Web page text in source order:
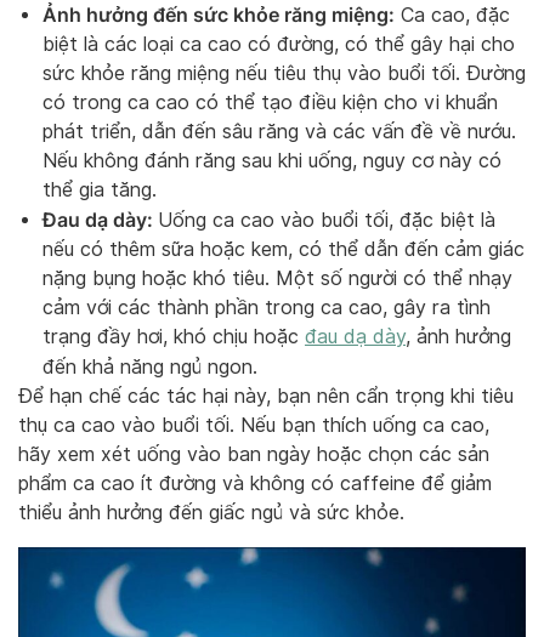
Ảnh hưởng đến sức khỏe răng miệng: Ca cao, đặc
biệt là các loại ca cao có đường, có thể gây hại cho
sức khỏe răng miệng nếu tiêu thụ vào buổi tối. Đường
có trong ca cao có thể tạo điều kiện cho vi khuẩn
phát triển, dẫn đến sâu răng và các vấn đề về nướu.
Nếu không đánh răng sau khi uống, nguy cơ này có
thể gia tăng.
Đau dạ dày: Uống ca cao vào buổi tối, đặc biệt là
nếu có thêm sữa hoặc kem, có thể dẫn đến cảm giác
nặng bụng hoặc khó tiêu. Một số người có thể nhạy
cảm với các thành phần trong ca cao, gây ra tình
trạng đầy hơi, khó chịu hoặc đau dạ dày, ảnh hưởng
đến khả năng ngủ ngon.
Để hạn chế các tác hại này, bạn nên cẩn trọng khi tiêu
thụ ca cao vào buổi tối. Nếu bạn thích uống ca cao,
hãy xem xét uống vào ban ngày hoặc chọn các sản
phẩm ca cao ít đường và không có caffeine để giảm
thiểu ảnh hưởng đến giấc ngủ và sức khỏe.